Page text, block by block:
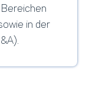
in der